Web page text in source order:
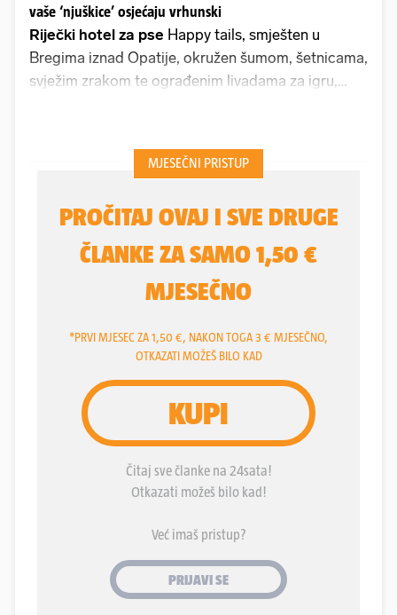
vaše ‘njuškice’ osjećaju vrhunski
Riječki hotel za pse Happy tails, smješten u
Bregima iznad Opatije, okružen šumom, šetnicama,
svježim zrakom te ograđenim livadama za igru,
kuće, uživati u toplom osjećaju doma.